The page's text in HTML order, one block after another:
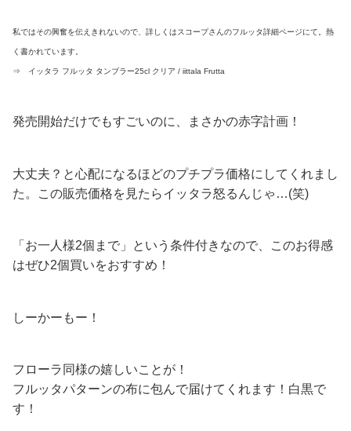
私ではその興奮を伝えきれないので、詳しくはスコープさんのフルッタ詳細ページにて。熱
く書かれています。
⇒ イッタラ フルッタ タンブラー25cl クリア / iittala Frutta
発売開始だけでもすごいのに、まさかの赤字計画！
大丈夫？と心配になるほどのプチプラ価格にしてくれまし
た。この販売価格を見たらイッタラ怒るんじゃ…(笑)
「お一人様2個まで」という条件付きなので、このお得感
はぜひ2個買いをおすすめ！
しーかーもー！
フローラ同様の嬉しいことが！
フルッタパターンの布に包んで届けてくれます！白黒で
す！